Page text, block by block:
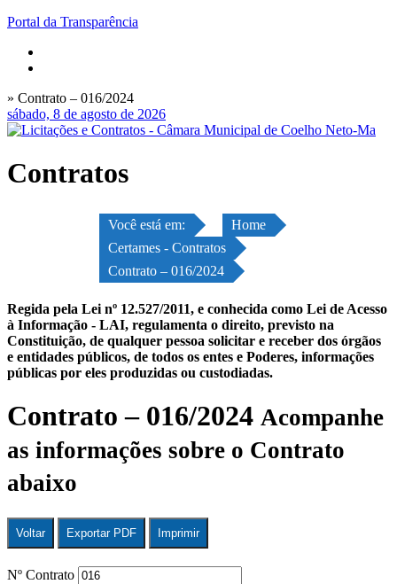
Portal da Transparência
» Contrato – 016/2024
sábado, 8 de agosto de 2026
Contratos
Você está em:
Home
Certames - Contratos
Contrato – 016/2024
Regida pela Lei nº 12.527/2011, e conhecida como Lei de Acesso
à Informação - LAI, regulamenta o direito, previsto na
Constituição, de qualquer pessoa solicitar e receber dos órgãos
e entidades públicos, de todos os entes e Poderes, informações
públicas por eles produzidas ou custodiadas.
Contrato – 016/2024 Acompanhe
as informações sobre o Contrato
abaixo
Voltar Exportar PDF Imprimir
Nº Contrato